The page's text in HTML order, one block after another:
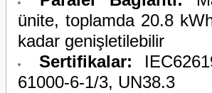
ünite, toplamda 20.8
kadar genişletilebilir
Sertifikalar:
61000-6-1/3, UN38.3